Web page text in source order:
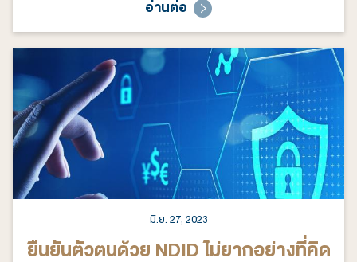
5”
อ่านต่อ
มิ.ย. 27, 2023
ยืนยันตัวตนด้วย NDID ไม่ยากอย่างที่คิด